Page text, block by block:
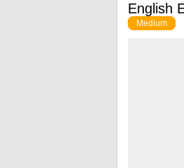
English
Medium